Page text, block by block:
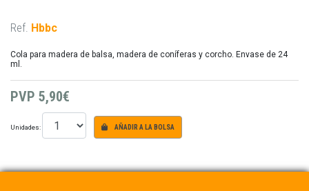
Ref. Hbbc
Cola para madera de balsa, madera de coníferas y corcho. Envase de 24
ml.
PVP 5,90€
Unidades: AÑADIR A LA BOLSA